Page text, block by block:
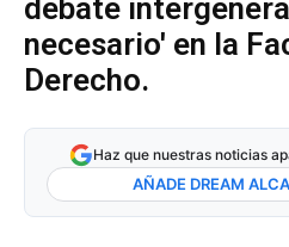
debate
necesario' en la
Derecho.
Haz que nuestras noticias
AÑADE DREAM